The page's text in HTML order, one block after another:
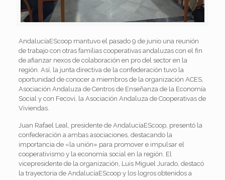
AndalucíaEScoop mantuvo el pasado 9 de junio una reunión
de trabajo con otras familias cooperativas andaluzas con el fin
de afianzar nexos de colaboración en pro del sector en la
región. Así, la junta directiva de la confederación tuvo la
oportunidad de conocer a miembros de la organización ACES,
Asociación Andaluza de Centros de Enseñanza de la Economía
Social y con Fecovi, la Asociación Andaluza de Cooperativas de
Viviendas.
Juan Rafael Leal, presidente de AndalucíaEScoop, presentó la
confederación a ambas asociaciones, destacando la
importancia de «la unión» para promover e impulsar el
cooperativismo y la economía social en la región. El
vicepresidente de la organización, Luis Miguel Jurado, destacó
la trayectoria de AndalucíaEScoop y los logros obtenidos a